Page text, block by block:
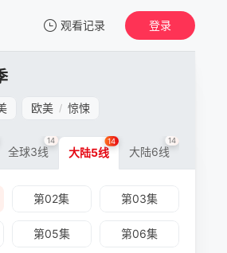
观看记录 登录
欧美 / 惊悚
邪恶 第四季 -第01集
手机扫一扫继续看
全球3线
14
大陆5线
14
大陆6线
14
第02集 第03集
第05集 第06集